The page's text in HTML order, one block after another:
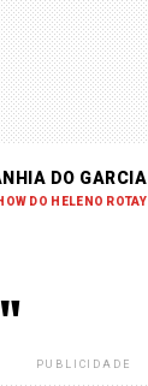
DO GARCIA
DO HELENO ROTAY
PUBLICIDADE